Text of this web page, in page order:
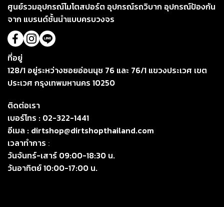
ศูนย์รวมอุปกรณ์โมโตสปอร์ต อุปกรณ์รถวิบาก อุปกรณ์ป้องกัน
จาก แบรนด์ชั้นนำแบบครบวงจร
ที่อยู่
128/1 อยู่ระหว่างซอยอ่อนนุช 76 และ 76/1 แขวงประเวศ เขต
ประเวศ กรุงเทพมหานคร 10250
ติดต่อเรา
เบอร์โทร : 02-322-1441
อีเมล : dirtshop@dirtshopthailand.com
เวลาทำการ :
วันจันทร์-เสาร์ 09:00-18:30 น.
วันอาทิตย์ 10:00-17:00 น.